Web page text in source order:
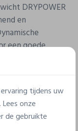
DRYPOWER
en
een goede
en
tijdens uw
onze
de gebruikte